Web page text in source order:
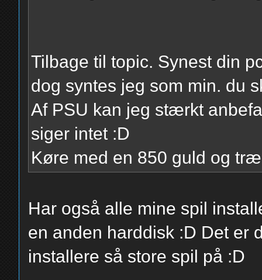
Tilbage til topic. Synest din
dog syntes jeg som min. du
Af PSU kan jeg stærkt
siger intet :D
Køre med en 850 guld og
Har også alle mine spil
en anden harddisk :D Det er
installere så store spil på :D